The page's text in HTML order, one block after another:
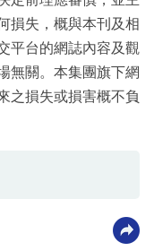
損失，概與本刊及相
平台的網誌內容及觀
無關。本集團旗下網
之損失或損害概不負